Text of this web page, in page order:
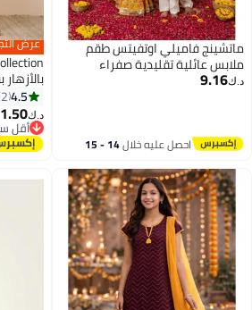
ماتشينج فاميلي اوتفيتس طقم
ملابس عائلية تقليدية صفراء
متناسقة | بيجامة كورتا احتفالية
د.ك‏9.16
احصل عليه خلال 14 - 15
عرض
للفتيات
4.5
2
د.ك‏1.50
أقل
أقل سعر